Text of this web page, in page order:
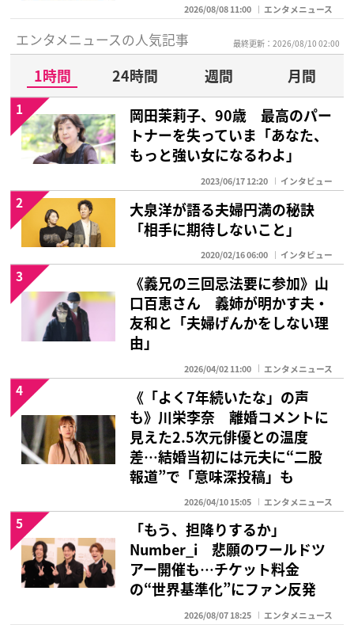
2026/08/08 11:00 エンタメニュース
エンタメニュースの人気記事 最終更新：2026/08/10 02:00
1時間 24時間 週間
月間
岡田茉莉子、90歳 最高のパー
トナーを失っていま「あなた、
もっと強い女になるわよ」
2023/06/17 12:20 インタビュー
1
大泉洋が語る夫婦円満の秘訣
「相手に期待しないこと」
2020/02/16 06:00 インタビュー
2
《義兄の三回忌法要に参加》山
口百恵さん 義姉が明かす夫・
友和と「夫婦げんかをしない理
由」
2026/04/02 11:00 エンタメニュース
3
《「よく7年続いたな」の声
も》川栄李奈 離婚コメントに
見えた2.5次元俳優との温度
差…結婚当初には元夫に“二股
報道”で「意味深投稿」も
2026/04/10 15:05 エンタメニュース
4
「もう、担降りするか」
Number_i 悲願のワールドツ
アー開催も…チケット料金
の“世界基準化”にファン反発
2026/08/07 18:25 エンタメニュース
5